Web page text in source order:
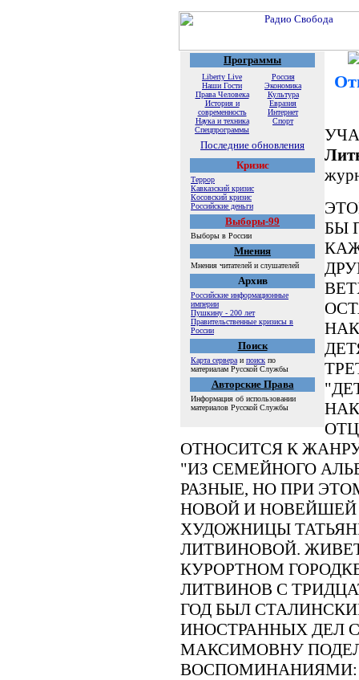
Программы
Liberty Live
Наши Гости
Права Человека
История и
современность
Наука и техника
Спецпрограммы
Россия
Экономика
Культура
Евразия
Интернет
Спорт
Последние обновления
Кризис
Террор
Кавказский кризис
Косовский кризис
Российские деньги
Выборы-99
Выборы в России
Мнения
Мнения читателей и слушателей
Архив
Российские информационные
империи
Пушкину - 200 лет
Правительственные кризисы в
России
Поиск
Карта сервера и поиск по
материалам Русской Службы
Авторские Права
Информация об использовании
материалов Русской Службы
БЫ
ОТНОСИТСЯ К
"ИЗ СЕМЕЙНОГО
РАЗНЫЕ, НО ПРИ
НОВОЙ И НОВЕЙШЕЙ
ХУДОЖНИЦЫ
ЛИТВИНОВОЙ.
КУРОРТНОМ
ЛИТВИНОВ С
ГОД БЫЛ
ИНОСТРАННЫХ ДЕЛ
МАКСИМОВНУ
ВОСПОМИНАНИЯМИ: